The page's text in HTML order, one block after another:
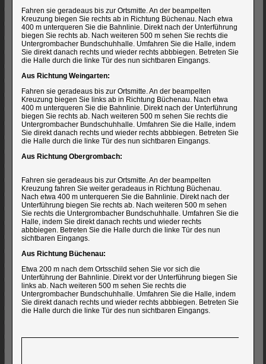
Fahren sie geradeaus bis zur Ortsmitte. An der beampelten
Kreuzung biegen Sie rechts ab in Richtung Büchenau. Nach etwa
400 m unterqueren Sie die Bahnlinie. Direkt nach der Unterführung
biegen Sie rechts ab. Nach weiteren 500 m sehen Sie rechts die
Untergrombacher Bundschuhhalle. Umfahren Sie die Halle, indem
Sie direkt danach rechts und wieder rechts abbbiegen. Betreten Sie
die Halle durch die linke Tür des nun sichtbaren Eingangs.
Aus Richtung Weingarten:
Fahren sie geradeaus bis zur Ortsmitte. An der beampelten
Kreuzung biegen Sie links ab in Richtung Büchenau. Nach etwa
400 m unterqueren Sie die Bahnlinie. Direkt nach der Unterführung
biegen Sie rechts ab. Nach weiteren 500 m sehen Sie rechts die
Untergrombacher Bundschuhhalle. Umfahren Sie die Halle, indem
Sie direkt danach rechts und wieder rechts abbbiegen. Betreten Sie
die Halle durch die linke Tür des nun sichtbaren Eingangs.
Aus Richtung Obergrombach:
Fahren sie geradeaus bis zur Ortsmitte. An der beampelten
Kreuzung fahren Sie weiter geradeaus in Richtung Büchenau.
Nach etwa 400 m unterqueren Sie die Bahnlinie. Direkt nach der
Unterführung biegen Sie rechts ab. Nach weiteren 500 m sehen
Sie rechts die Untergrombacher Bundschuhhalle. Umfahren Sie die
Halle, indem Sie direkt danach rechts und wieder rechts
abbbiegen. Betreten Sie die Halle durch die linke Tür des nun
sichtbaren Eingangs.
Aus Richtung Büchenau:
Etwa 200 m nach dem Ortsschild sehen Sie vor sich die
Unterführung der Bahnlinie. Direkt vor der Unterführung biegen Sie
links ab. Nach weiteren 500 m sehen Sie rechts die
Untergrombacher Bundschuhhalle. Umfahren Sie die Halle, indem
Sie direkt danach rechts und wieder rechts abbbiegen. Betreten Sie
die Halle durch die linke Tür des nun sichtbaren Eingangs.